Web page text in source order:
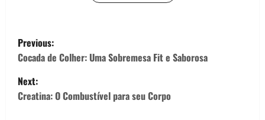
P
o
s
Previous:
Cocada de Colher: Uma Sobremesa Fit e Saborosa
Next:
Creatina: O Combustível para seu Corpo